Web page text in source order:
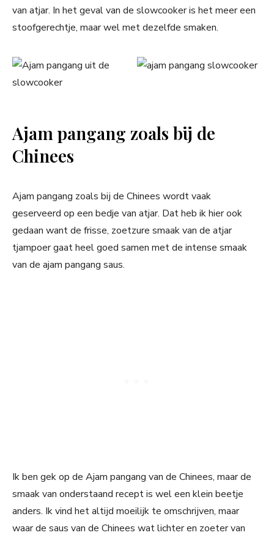
van atjar. In het geval van de slowcooker is het meer een
stoofgerechtje, maar wel met dezelfde smaken.
Ajam pangang zoals bij de
Chinees
Ajam pangang zoals bij de Chinees wordt vaak
geserveerd op een bedje van atjar. Dat heb ik hier ook
gedaan want de frisse, zoetzure smaak van de atjar
tjampoer gaat heel goed samen met de intense smaak
van de ajam pangang saus.
Ik ben gek op de Ajam pangang van de Chinees, maar de
smaak van onderstaand recept is wel een klein beetje
anders. Ik vind het altijd moeilijk te omschrijven, maar
waar de saus van de Chinees wat lichter en zoeter van